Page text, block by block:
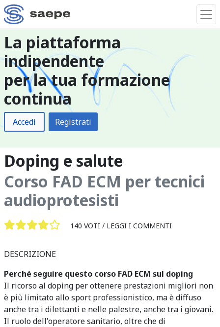
La piattaforma
indipendente
per la tua formazione
continua
Accedi Registrati
Doping e salute
Corso FAD ECM per tecnici
audioprotesisti
140 VOTI / LEGGI I COMMENTI
DESCRIZIONE
Perché seguire questo corso FAD ECM sul doping
Il ricorso al doping per ottenere prestazioni migliori non
è più limitato allo sport professionistico, ma è diffuso
anche tra i dilettanti e nelle palestre, anche tra i giovani.
Il ruolo dell'operatore sanitario, oltre che di